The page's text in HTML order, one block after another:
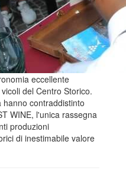
eccellente
del Centro Storico.
contraddistinto
WINE, l'unica rassegna
produzioni
di inestimabile valore